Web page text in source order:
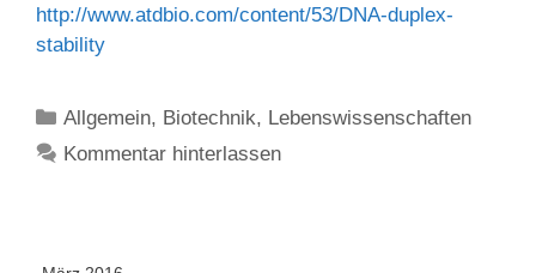
http://www.atdbio.com/content/53/DNA-duplex-
stability
Kategorien
Allgemein, Biotechnik, Lebenswissenschaften
Kommentar hinterlassen